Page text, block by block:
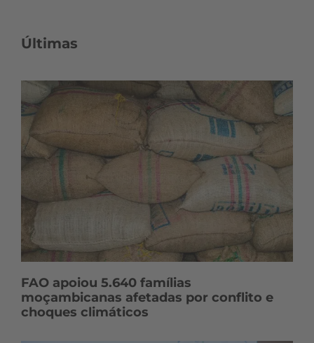
Últimas
FAO apoiou 5.640 famílias
moçambicanas afetadas por conflito e
choques climáticos